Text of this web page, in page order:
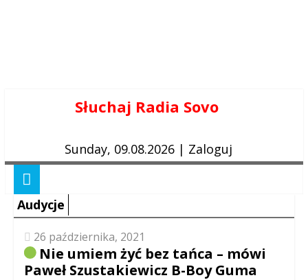
Słuchaj Radia Sovo
Sunday, 09.08.2026 | Zaloguj
Audycje
26 października, 2021
Nie umiem żyć bez tańca – mówi
Paweł Szustakiewicz B-Boy Guma